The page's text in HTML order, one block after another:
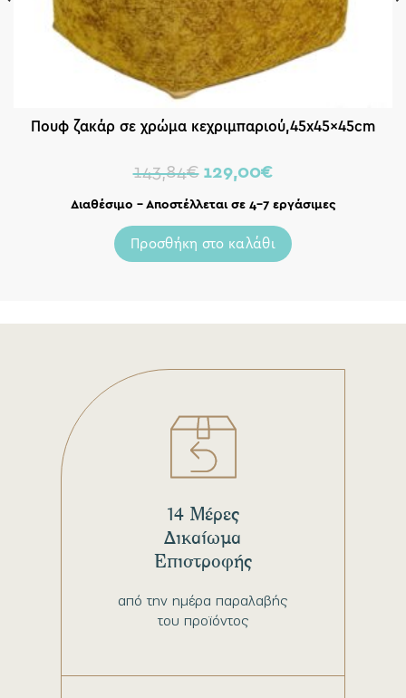
Πουφ ζακάρ σε χρώμα κεχριμπαριού,45x45x45cm
143,84€ 129,00€
Διαθέσιμο – Αποστέλλεται σε 4-7 εργάσιμες
Προσθήκη στο καλάθι
από την ημέρα παραλαβής
του προϊόντος
14 Μέρες
Δικαίωμα
Επιστροφής